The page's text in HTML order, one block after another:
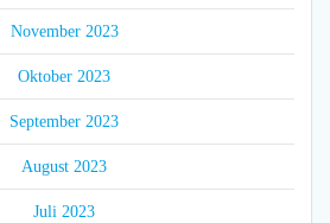
November 2023
Oktober 2023
September 2023
August 2023
Juli 2023